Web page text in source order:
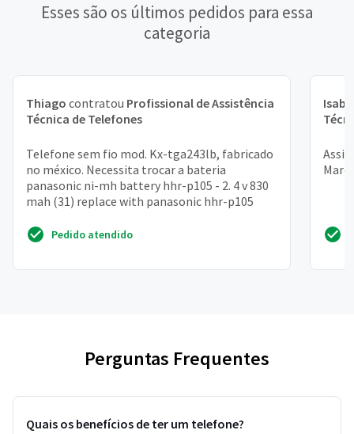
Esses são os últimos pedidos para essa
categoria
Thiago contratou Profissional de Assistência
Técnica de Telefones
Telefone sem fio mod. Kx-tga243lb, fabricado
no méxico. Necessita trocar a bateria
panasonic ni-mh battery hhr-p105 - 2. 4 v 830
mah (31) replace with panasonic hhr-p105
Pedido atendido
Perguntas Frequentes
Quais os benefícios de ter um telefone?